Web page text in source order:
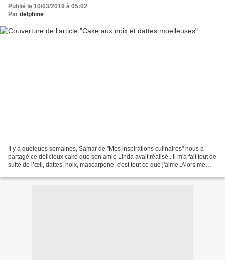
Publié le 10/03/2019 à 05:02
Par delphine
Il y a quelques semaines, Samar de "Mes inspirations culinaires" nous a
partagé ce délicieux cake que son amie Linda avait réalisé.. Il m'a fait tout de
suite de l’œil, dattes, noix, mascarpone, c'est tout ce que j'aime..Alors me